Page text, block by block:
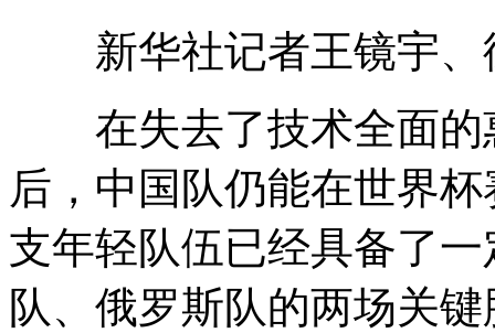
新华社记者王镜宇、
在失去了技术全面的
后，中国队仍能在世界
支年轻队伍已经具备了
队、俄罗斯队的两场关